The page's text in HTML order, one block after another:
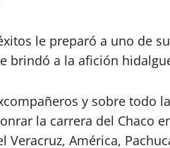
le preparó a uno de
brindó a la afición
y sobre todo
la carrera del Chaco
América,